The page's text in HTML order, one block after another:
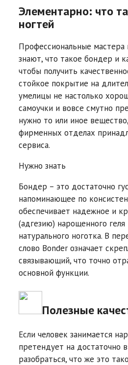
Элементарно: что
ногтей
Профессиональные
знают, что такое бондер и
чтобы получить
стойкое покрытие на
умелицы не настолько
самоучки и вовсе смутно
нужно то или иное
фирменных отделах
сервиса.
Нужно знать
Бондер – это достаточно
напоминающее по
обеспечивает надежное и
(адгезию) нарощенного
натурального ноготка. В
слово Bonder означает
связывающий, что точно
основной функции.
Полезные
Если человек занимается
претендует на достаточно
разобраться, что же это